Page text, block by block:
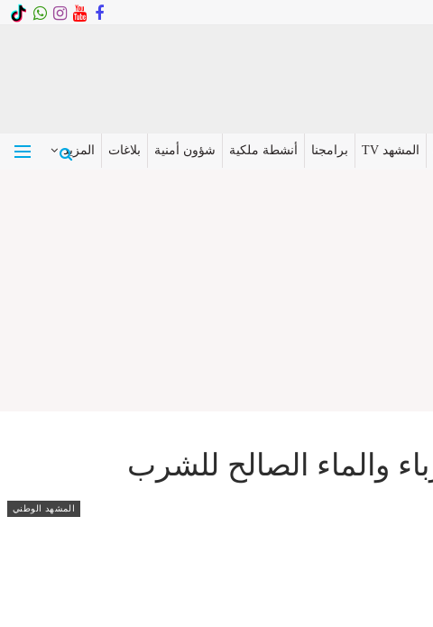
المشهد TV برامجنا أنشطة ملكية شؤون أمنية بلاغات المزيد
والماء الصالح للشرب
المشهد الوطني